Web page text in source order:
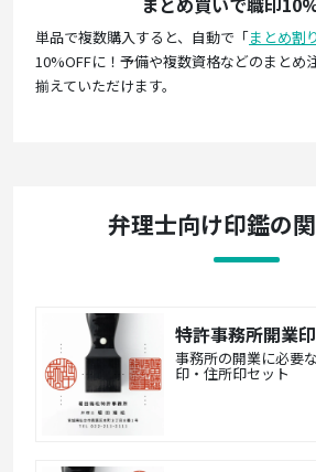
単品で複数購入すると、自動で「まとめ割り
10%OFFに！予備や複数資格などのまとめ
揃えていただけます。
弁理士向け印鑑の
特許事務所開業
事務所の開業に必要
印・住所印セット